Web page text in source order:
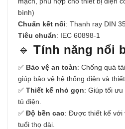
bình)
Chuẩn kết nối: Thanh ray DIN
Tiêu chuẩn: IEC 60898-1
🔹Tính năng nổi
✅ Bảo vệ an toàn: Chống quá
giúp bảo vệ hệ thống điện và thiết
✅ Thiết kế nhỏ gọn: Giúp tối
tủ điện.
✅ Độ bền cao: Được thiết kế với
tuổi thọ dài.